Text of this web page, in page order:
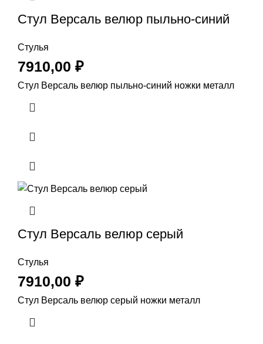
Стул Версаль велюр пыльно-синий
Стулья
7910,00 ₽
Стул Версаль велюр пыльно-синий ножки металл
Стул Версаль велюр серый
Стулья
7910,00 ₽
Стул Версаль велюр серый ножки металл